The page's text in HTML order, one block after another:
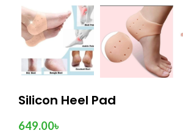
Silicon Heel Pad
649.00৳